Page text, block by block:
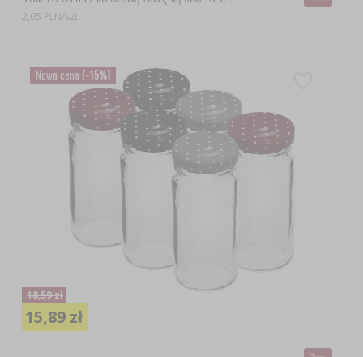
2,05 PLN/szt.
Nowa cena (-15%)
18,59 zł
15,89 zł